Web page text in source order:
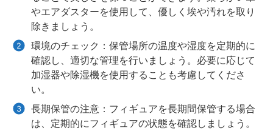
やエアダスターを使用して、優しく埃や汚れを取り
除きましょう。
環境のチェック：保管場所の温度や湿度を定期的に
確認し、適切な管理を行いましょう。必要に応じて
加湿器や除湿機を使用することも考慮してくださ
い。
長期保管の注意：フィギュアを長期間保管する場合
は、定期的にフィギュアの状態を確認しましょう。